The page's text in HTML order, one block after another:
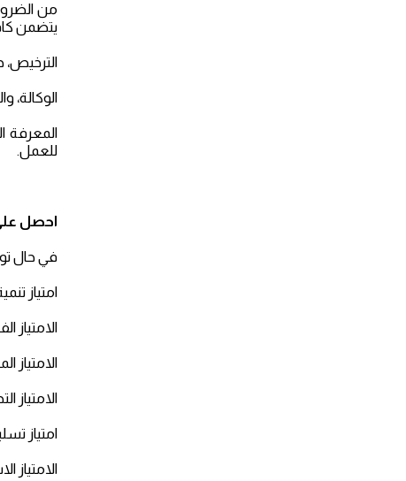
من
يتضمن
الترخيص،
الوكالة،
المعرفة
للعمل.
احصل
في حال
امتياز
الامتياز
الامتياز
الامتياز
امتياز
الامتياز